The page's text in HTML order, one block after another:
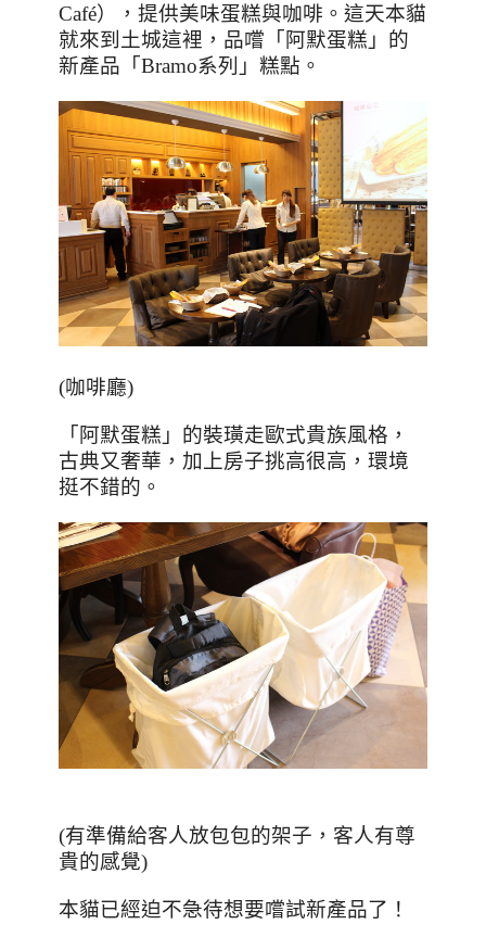
Café），提供美味蛋糕與咖啡。這天本貓
就來到土城這裡，品嚐「阿默蛋糕」的
新產品「Bramo系列」糕點。
(咖啡廳)
「阿默蛋糕」的裝璜走歐式貴族風格，
古典又奢華，加上房子挑高很高，環境
挺不錯的。
(有準備給客人放包包的架子，客人有尊
貴的感覺)
本貓已經迫不急待想要嚐試新產品了！